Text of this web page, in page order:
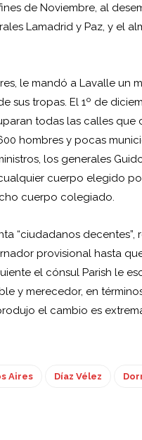
de Noviembre, al
Lamadrid y Paz, y el
le mandó a Lavalle un
tropas. El 1º de
todas las calles que
hombres y pocas
los generales
cuerpo elegido
cuerpo colegiado.
“ciudadanos
provisional hasta
el cónsul Parish le
y merecedor, en
el cambio es
Aires Díaz Vélez